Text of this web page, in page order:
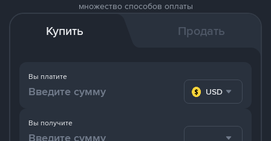
множество способов оплаты
Купить Продать
Вы платите
USD
Вы получите